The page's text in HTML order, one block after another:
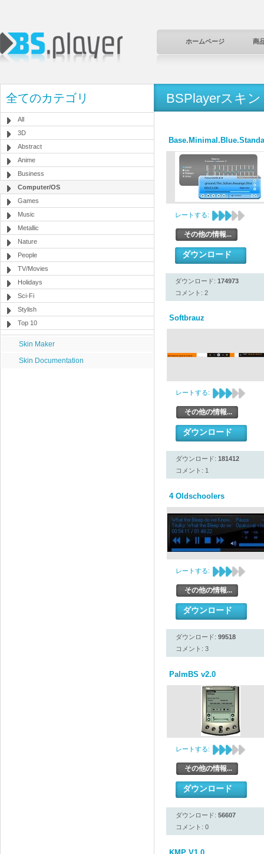
ホームページ 商
全てのカテゴリ
All
3D
Abstract
Anime
Business
Computer/OS
Games
Music
Metallic
Nature
People
TV/Movies
Holidays
Sci-Fi
Stylish
Top 10
Skin Maker
Skin Documentation
BSPlayerスキン
レートする:
その他の情報...
ダウンロード
ダウンロード: 174973
コメント: 2
Softbrauz
レートする:
その他の情報...
ダウンロード
ダウンロード: 181412
コメント: 1
4 Oldschoolers
レートする:
その他の情報...
ダウンロード
ダウンロード: 99518
コメント: 3
PalmBS v2.0
レートする:
その他の情報...
ダウンロード
ダウンロード: 56607
コメント: 0